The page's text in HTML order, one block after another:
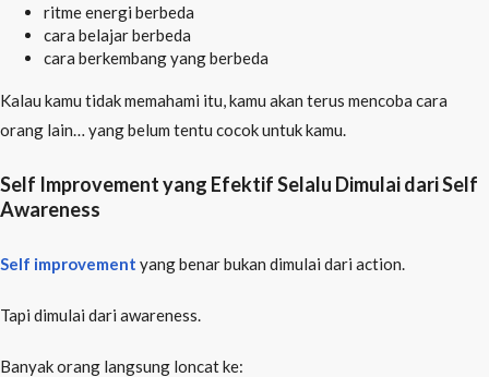
ritme energi berbeda
cara belajar berbeda
cara berkembang yang berbeda
Kalau kamu tidak memahami itu, kamu akan terus mencoba cara
orang lain… yang belum tentu cocok untuk kamu.
Self Improvement yang Efektif Selalu Dimulai dari Self
Awareness
Self improvement yang benar bukan dimulai dari action.
Tapi dimulai dari awareness.
Banyak orang langsung loncat ke: